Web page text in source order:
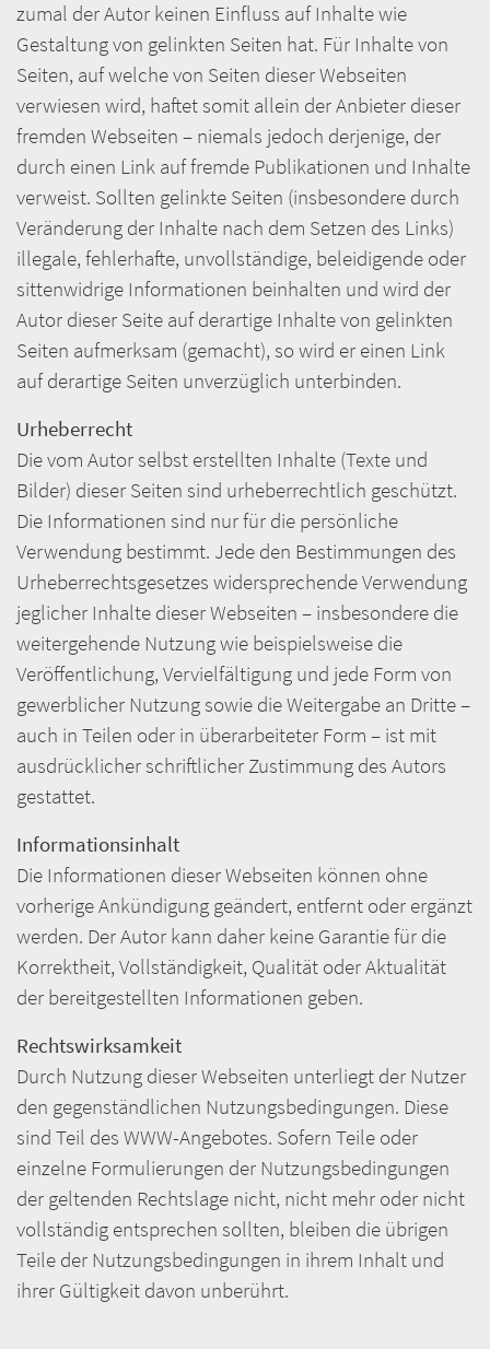
zumal der Autor keinen Einfluss auf Inhalte wie
Gestaltung von gelinkten Seiten hat. Für Inhalte von
Seiten, auf welche von Seiten dieser Webseiten
verwiesen wird, haftet somit allein der Anbieter dieser
fremden Webseiten – niemals jedoch derjenige, der
durch einen Link auf fremde Publikationen und Inhalte
verweist. Sollten gelinkte Seiten (insbesondere durch
Veränderung der Inhalte nach dem Setzen des Links)
illegale, fehlerhafte, unvollständige, beleidigende oder
sittenwidrige Informationen beinhalten und wird der
Autor dieser Seite auf derartige Inhalte von gelinkten
Seiten aufmerksam (gemacht), so wird er einen Link
auf derartige Seiten unverzüglich unterbinden.
Urheberrecht
Die vom Autor selbst erstellten Inhalte (Texte und
Bilder) dieser Seiten sind urheberrechtlich geschützt.
Die Informationen sind nur für die persönliche
Verwendung bestimmt. Jede den Bestimmungen des
Urheberrechtsgesetzes widersprechende Verwendung
jeglicher Inhalte dieser Webseiten – insbesondere die
weitergehende Nutzung wie beispielsweise die
Veröffentlichung, Vervielfältigung und jede Form von
gewerblicher Nutzung sowie die Weitergabe an Dritte –
auch in Teilen oder in überarbeiteter Form – ist mit
ausdrücklicher schriftlicher Zustimmung des Autors
gestattet.
Informationsinhalt
Die Informationen dieser Webseiten können ohne
vorherige Ankündigung geändert, entfernt oder ergänzt
werden. Der Autor kann daher keine Garantie für die
Korrektheit, Vollständigkeit, Qualität oder Aktualität
der bereitgestellten Informationen geben.
Rechtswirksamkeit
Durch Nutzung dieser Webseiten unterliegt der Nutzer
den gegenständlichen Nutzungsbedingungen. Diese
sind Teil des WWW-Angebotes. Sofern Teile oder
einzelne Formulierungen der Nutzungsbedingungen
der geltenden Rechtslage nicht, nicht mehr oder nicht
vollständig entsprechen sollten, bleiben die übrigen
Teile der Nutzungsbedingungen in ihrem Inhalt und
ihrer Gültigkeit davon unberührt.